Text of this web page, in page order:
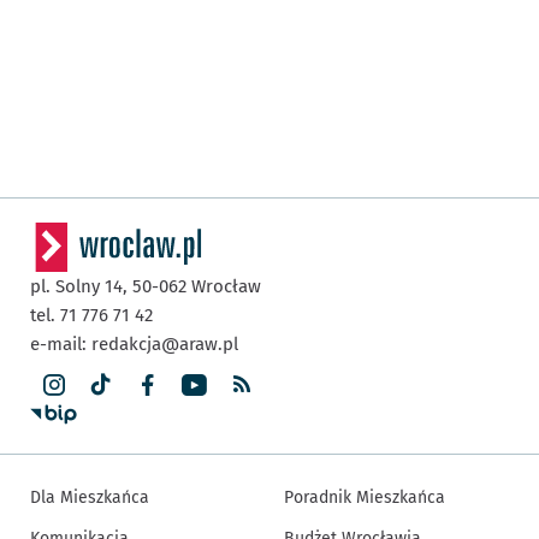
pl. Solny 14, 50-062 Wrocław
tel. 71 776 71 42
e-mail: redakcja@araw.pl
Dla Mieszkańca
Poradnik Mieszkańca